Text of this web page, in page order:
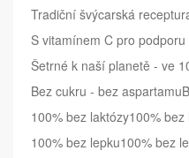
Tradiční švýcarská
S vitamínem C pro
Šetrné k naší planetě - ve
Bez cukru - bez
100% bez laktózy100% bez
100% bez lepku100% bez